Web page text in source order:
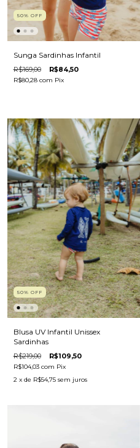
50% OFF
Sunga Sardinhas Infantil
R$169,00 R$84,50
R$80,28 com Pix
50% OFF
Blusa UV Infantil Unissex
Sardinhas
R$219,00 R$109,50
R$104,03 com Pix
2 x de R$54,75 sem juros